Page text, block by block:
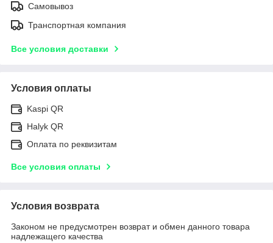
Самовывоз
Транспортная компания
Все условия доставки
Условия оплаты
Kaspi QR
Halyk QR
Оплата по реквизитам
Все условия оплаты
Условия возврата
Законом не предусмотрен возврат и обмен данного товара
надлежащего качества